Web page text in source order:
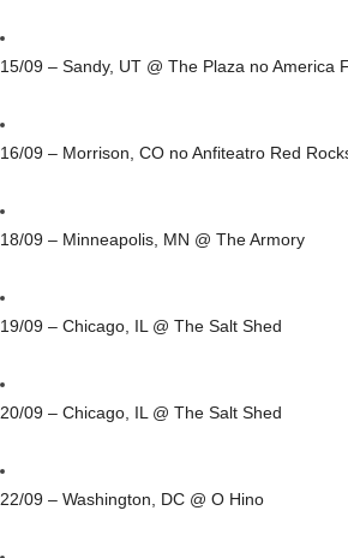
15/09 – Sandy, UT @ The Plaza no America
16/09 – Morrison, CO no Anfiteatro Red
18/09 – Minneapolis, MN @ The Armory
19/09 – Chicago, IL @ The Salt Shed
20/09 – Chicago, IL @ The Salt Shed
22/09 – Washington, DC @ O Hino